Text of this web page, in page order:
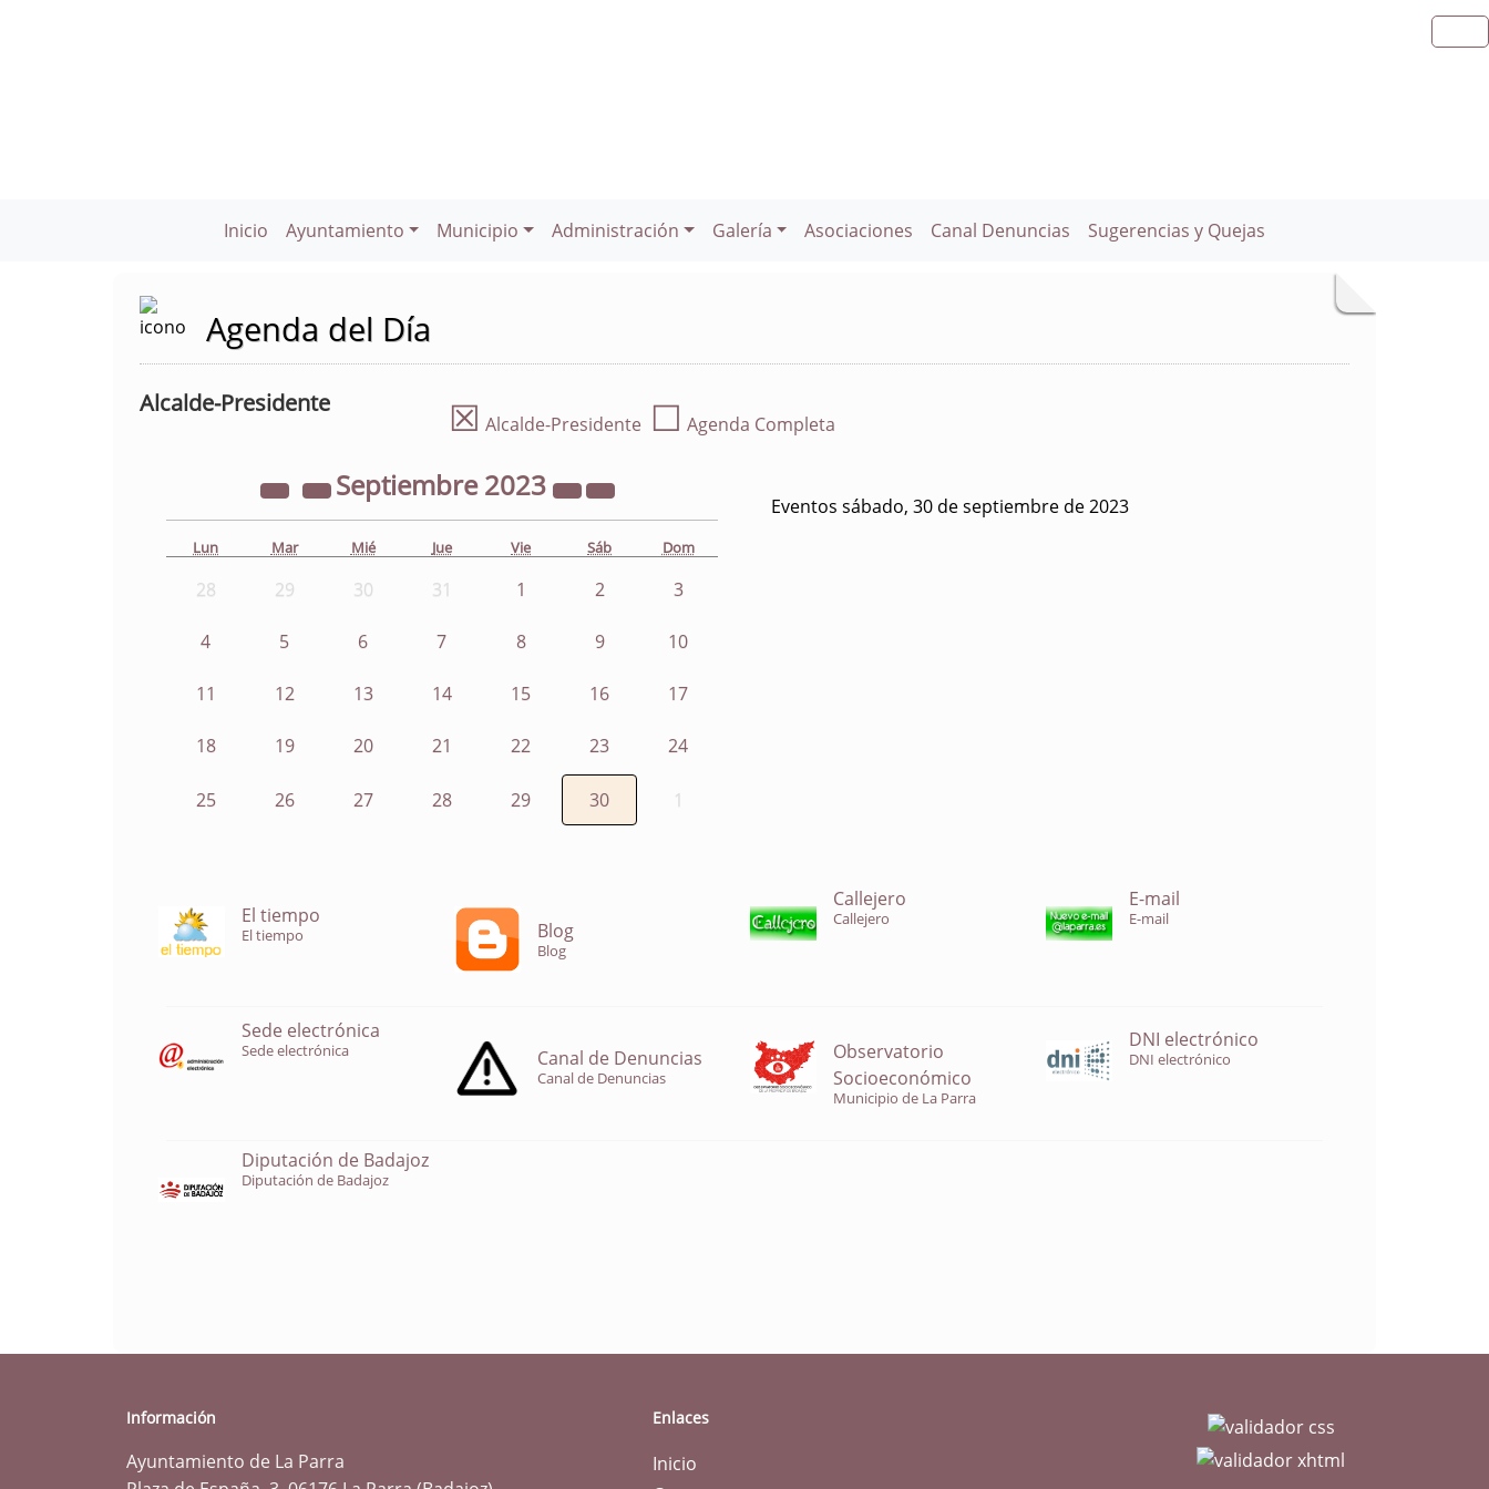
Inicio Ayuntamiento Municipio Administración Galería Asociaciones Canal Denuncias Sugerencias y Quejas
Agenda del Día
Alcalde-Presidente ☒ Alcalde-Presidente ☐ Agenda Completa
Septiembre2023
Lun Mar Mié Jue Vie Sáb Dom
28 29 30 31 1 2 3
4 5 6 7 8 9 10
11 12 13 14 15 16 17
18 19 20 21 22 23 24
25 26 27 28 29 30 1
Eventos sábado, 30 de septiembre de 2023
El tiempo
El tiempo Blog
Blog
Callejero
Callejero
E-mail
E-mail
Sede electrónica
Sede electrónica Canal de Denuncias
Canal de Denuncias
Observatorio
Socioeconómico
Municipio de La Parra
DNI electrónico
DNI electrónico
Diputación de Badajoz
Diputación de Badajoz
Información
Ayuntamiento de La Parra
Enlaces
Inicio